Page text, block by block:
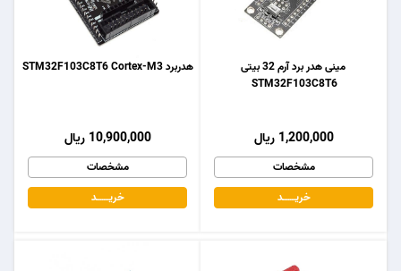
هدربرد STM32F103C8T6 Cortex-M3
10,900,000 ریال
مشخصات
خریـــــــد
مینی هدر برد آرم 32 بیتی
STM32F103C8T6
1,200,000 ریال
مشخصات
خریـــــــد